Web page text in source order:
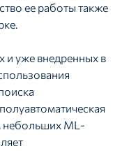
ее работы также
и уже внедренных в
небольших ML-